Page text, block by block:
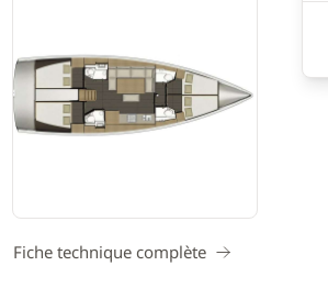
Fiche technique complète